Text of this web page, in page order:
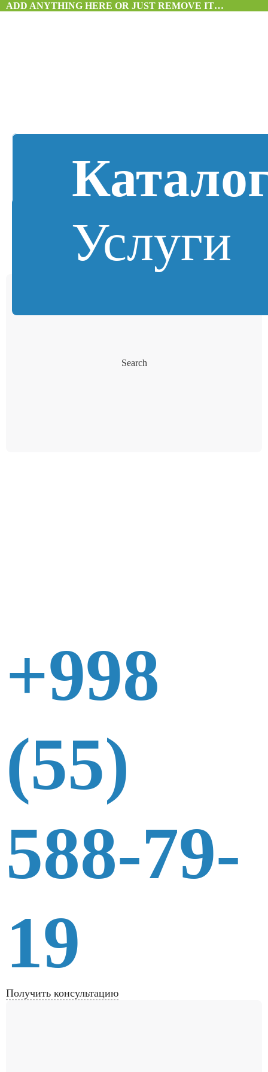
ADD ANYTHING HERE OR JUST REMOVE IT…
Услуги
Search
+998
(55)
588-79-
19
Получить консультацию